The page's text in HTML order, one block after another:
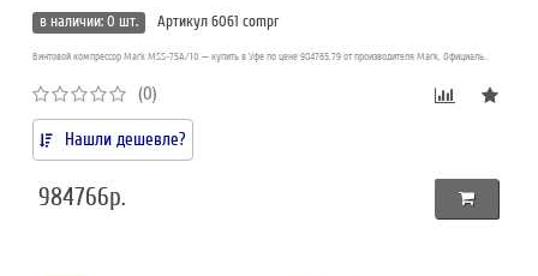
в наличии: 0 шт.
Артикул 6061 compr
Винтовой компрессор Mark MSS-75A/10 — купить в Уфе по цене 984765.79 от производителя Mark. Официаль..
(0)
Нашли дешевле?
984766р.